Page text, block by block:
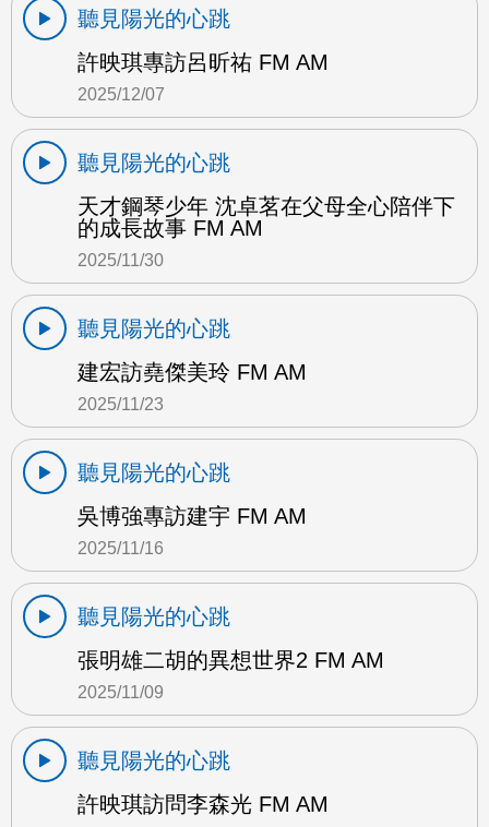
聽見陽光的心跳
許映琪專訪呂昕祐 FM AM
2025/12/07
聽見陽光的心跳
天才鋼琴少年 沈卓茗在父母全心陪伴下
的成長故事 FM AM
2025/11/30
聽見陽光的心跳
建宏訪堯傑美玲 FM AM
2025/11/23
聽見陽光的心跳
吳博強專訪建宇 FM AM
2025/11/16
聽見陽光的心跳
張明雄二胡的異想世界2 FM AM
2025/11/09
聽見陽光的心跳
許映琪訪問李森光 FM AM